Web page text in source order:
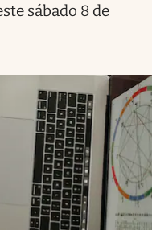
sábado 8 de